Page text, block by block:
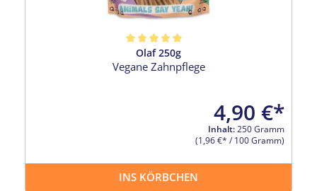
Durchschnittliche Bewertung von 5 von 5 Sternen
Olaf 250g
Vegane Zahnpflege
4,90 €*
Inhalt:250 Gramm
(1,96 €* / 100 Gramm)
INS KÖRBCHEN